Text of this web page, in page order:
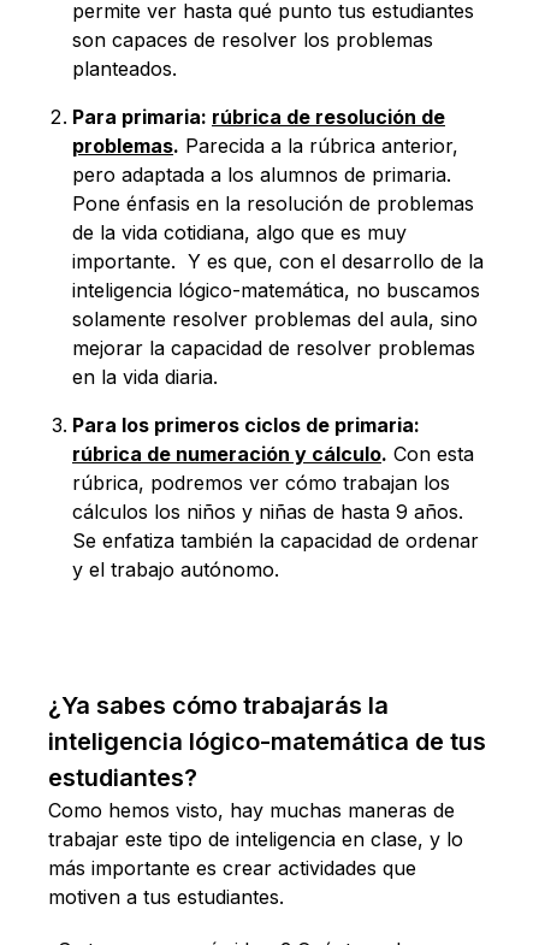
permite ver hasta qué punto tus estudiantes
son capaces de resolver los problemas
planteados.
Para primaria: rúbrica de resolución de
problemas. Parecida a la rúbrica anterior,
pero adaptada a los alumnos de primaria.
Pone énfasis en la resolución de problemas
de la vida cotidiana, algo que es muy
importante. Y es que, con el desarrollo de la
inteligencia lógico-matemática, no buscamos
solamente resolver problemas del aula, sino
mejorar la capacidad de resolver problemas
en la vida diaria.
Para los primeros ciclos de primaria:
rúbrica de numeración y cálculo. Con esta
rúbrica, podremos ver cómo trabajan los
cálculos los niños y niñas de hasta 9 años.
Se enfatiza también la capacidad de ordenar
y el trabajo autónomo.
¿Ya sabes cómo trabajarás la
inteligencia lógico-matemática de tus
estudiantes?
Como hemos visto, hay muchas maneras de
trabajar este tipo de inteligencia en clase, y lo
más importante es crear actividades que
motiven a tus estudiantes.